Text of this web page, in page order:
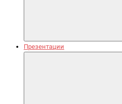
Презентации